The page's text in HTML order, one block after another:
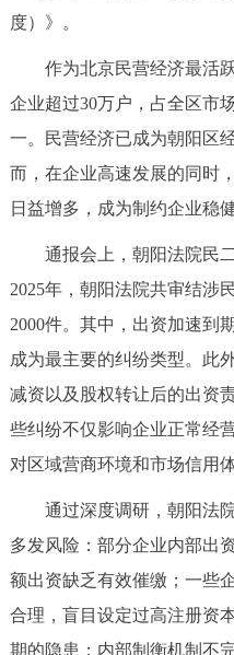
个人服务 法
便民服务 利
政民互动
12345网上接诉即办
参与调查 在
走进北京
北京概况 十
绿色北京 图
度）》。
作为北京民营经济最活跃
企业超过30万户，占全区市
一。民营经济已成为朝阳区
而，在企业高速发展的同时
日益增多，成为制约企业稳
通报会上，朝阳法院民二
2025年，朝阳法院共审结涉
2000件。其中，出资加速到
成为最主要的纠纷类型。此
减资以及股权转让后的出资
些纠纷不仅影响企业正常经
对区域营商环境和市场信用
通过深度调研，朝阳法院
多发风险：部分企业内部出
额出资缺乏有效催缴；一些
合理，盲目设定过高注册资
期的隐患；内部制衡机制不